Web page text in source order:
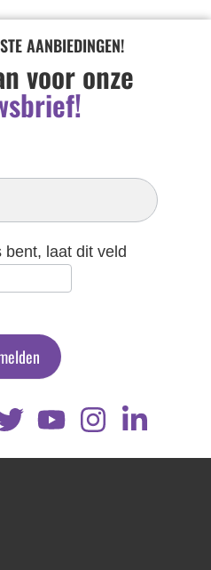
AANBIEDINGEN!
voor onze
bent, laat dit veld